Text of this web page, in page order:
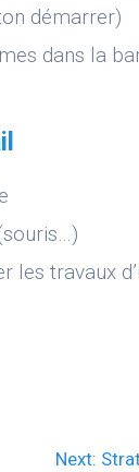
démarrer)
dans la
les travaux
Next: Next